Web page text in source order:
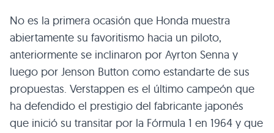
No es la primera ocasión que Honda muestra
abiertamente su favoritismo hacia un piloto,
anteriormente se inclinaron por Ayrton Senna y
luego por Jenson Button como estandarte de sus
propuestas. Verstappen es el último campeón que
ha defendido el prestigio del fabricante japonés
que inició su transitar por la Fórmula 1 en 1964 y que